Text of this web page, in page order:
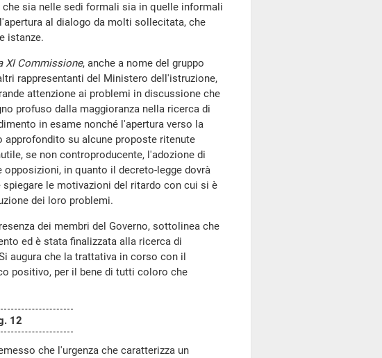
sia nelle sedi formali sia in quelle informali
al dialogo da molti sollecitata, che
istanze.
XI Commissione, anche a nome del gruppo
rappresentanti del Ministero dell'istruzione,
attenzione ai problemi in discussione che
profuso dalla maggioranza nella ricerca di
in esame nonché l'apertura verso la
su alcune proposte ritenute
se non controproducente, l'adozione di
in quanto il decreto-legge dovrà
le motivazioni del ritardo con cui si è
dei loro problemi.
dei membri del Governo, sottolinea che
ed è stata finalizzata alla ricerca di
augura che la trattativa in corso con il
positivo, per il bene di tutti coloro che
12
che l'urgenza che caratterizza un